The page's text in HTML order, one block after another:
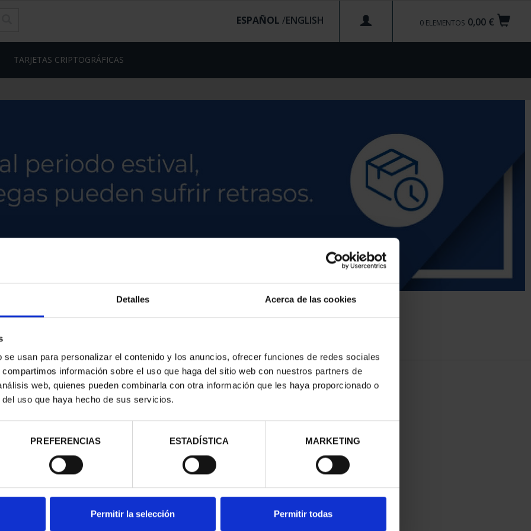
Detalles Acerca de las cookies
usan para personalizar el contenido y los anuncios, ofrecer funciones de redes sociales
información sobre el uso que haga del sitio web con nuestros partners de
web, quienes pueden combinarla con otra información que les haya proporcionado o
uso que haya hecho de sus servicios.
PREFERENCIAS ESTADÍSTICA MARKETING
Permitir la selección Permitir todas
0,00 €
0 ELEMENTOS
ESPAÑOL /
TARJETAS CRIPTOGRÁFICAS